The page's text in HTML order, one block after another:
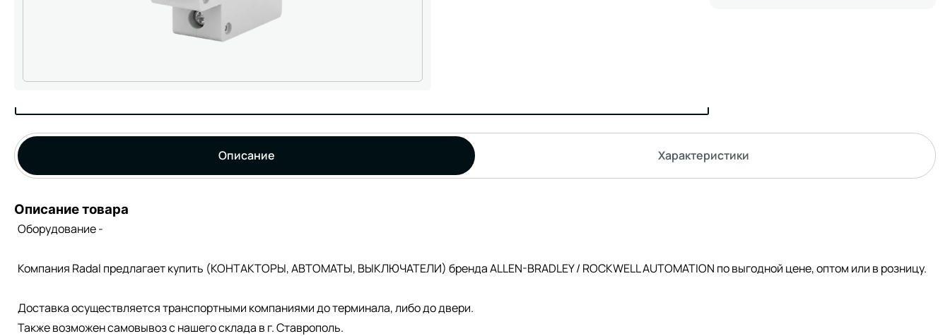
Описание Характеристики
Описание товара
Оборудование -
Компания Radal предлагает купить (КОНТАКТОРЫ, АВТОМАТЫ, ВЫКЛЮЧАТЕЛИ) бренда ALLEN-BRADLEY / ROCKWELL AUTOMATION по выгодной цене, оптом или в розницу.
Доставка осуществляется транспортными компаниями до терминала, либо до двери.
Также возможен самовывоз с нашего склада в г. Ставрополь.